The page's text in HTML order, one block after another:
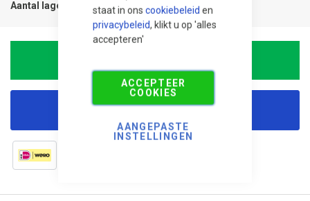
staat in ons cookiebeleid en
privacybeleid, klikt u op 'alles
accepteren'
ACCEPTEER
COOKIES
AANGEPASTE
INSTELLINGEN
Aantal lagen
Korting aanvragen